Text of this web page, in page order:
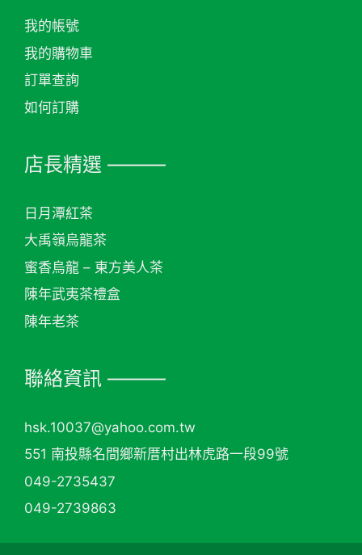
我的帳號
我的購物車
訂單查詢
如何訂購
店長精選 ———
日月潭紅茶
大禹嶺烏龍茶
蜜香烏龍 – 東方美人茶
陳年武夷茶禮盒
陳年老茶
聯絡資訊 ———
hsk.10037@yahoo.com.tw
551 南投縣名間鄉新厝村出林虎路一段99號
049-2735437
049-2739863